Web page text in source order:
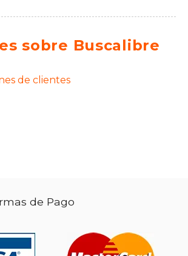
sobre Buscalibre
de clientes
de Pago